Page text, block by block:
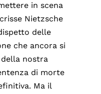
in scena
Nietzsche
delle
che ancora si
nostra
di morte
Ma il